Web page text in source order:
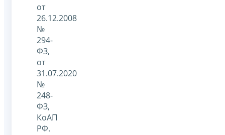
от
26.12.2008
№
294-
ФЗ,
от
31.07.2020
№
248-
ФЗ,
КоАП
РФ.